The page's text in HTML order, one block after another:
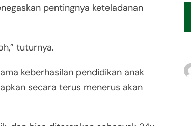
pentingnya keteladanan
tuturnya.
keberhasilan pendidikan anak
secara terus menerus akan